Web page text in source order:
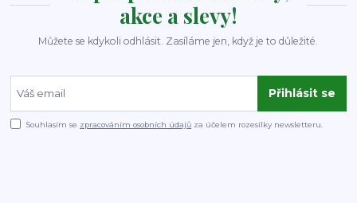
akce a slevy!
Můžete se kdykoli odhlásit. Zasíláme jen, když je to důležité.
Přihlásit se
Souhlasím se zpracováním osobních údajů za účelem rozesílky newsletteru.